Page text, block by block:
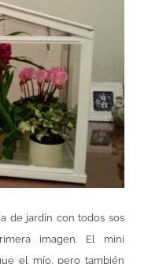
de jardín con todos sos
imagen. El mini
el mío, pero también